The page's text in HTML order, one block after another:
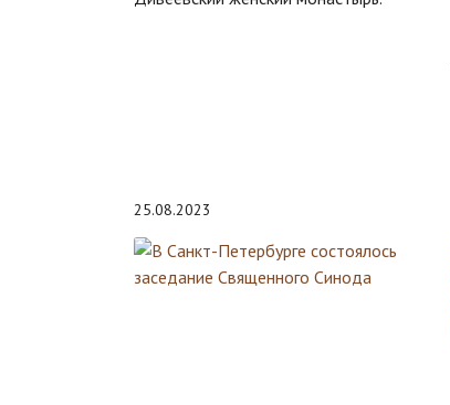
25.08.2023